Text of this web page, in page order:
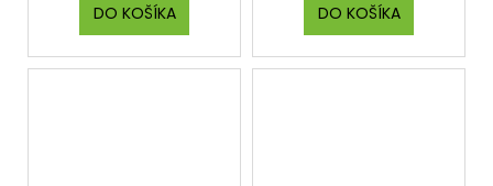
DO KOŠÍKA DO KOŠÍKA